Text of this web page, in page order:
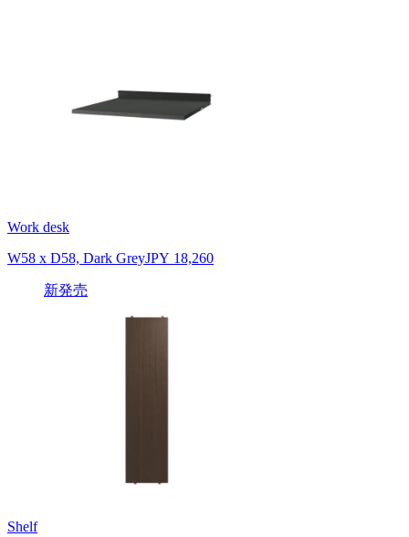
Work desk
W58 x D58, Dark GreyJPY 18,260
新発売
Shelf